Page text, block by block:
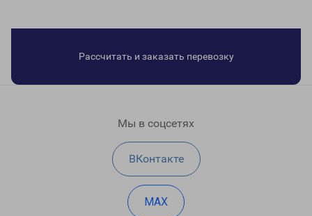
Рассчитать и заказать перевозку
Мы в соцсетях
ВКонтакте
MAX